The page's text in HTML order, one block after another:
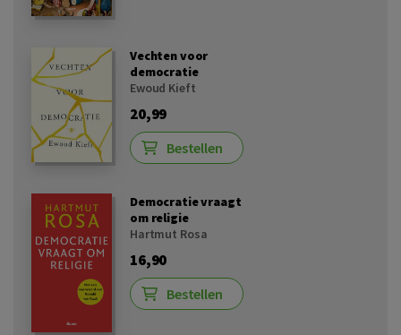
Vechten voor
democratie
Ewoud Kieft
20,99
Bestellen
Democratie vraagt
om religie
Hartmut Rosa
16,90
Bestellen